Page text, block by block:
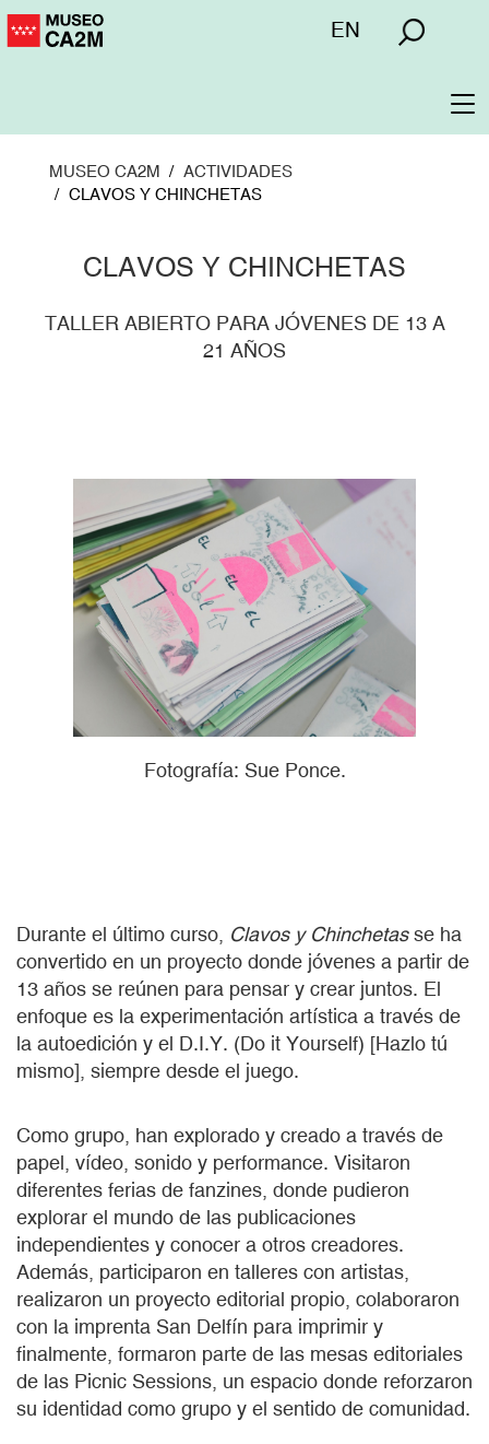
Pasar
Menú
EN
MUSEO CA2M
ACTIVIDADES
CLAVOS Y CHINCHETAS
CLAVOS Y CHINCHETAS
TALLER ABIERTO PARA JÓVENES DE 13 A
21 AÑOS
Fotografía: Sue Ponce.
Durante el último curso, Clavos y Chinchetasse ha
convertido en un proyecto donde jóvenes a partir de
13 años se reúnen para pensar y crear juntos. El
enfoque es la experimentación artística a través de
la autoedición y el D.I.Y. (Do it Yourself) [Hazlo tú
mismo], siempre desde el juego.
Como grupo, han explorado y creado a través de
papel, vídeo, sonido y performance. Visitaron
diferentes ferias de fanzines, donde pudieron
explorar el mundo de las publicaciones
independientes y conocer a otros creadores.
Además, participaron en talleres con artistas,
realizaron un proyecto editorial propio, colaboraron
con la imprenta San Delfín para imprimir y
finalmente, formaron parte de las mesas editoriales
de las Picnic Sessions, un espacio donde reforzaron
su identidad como grupo y el sentido de comunidad.